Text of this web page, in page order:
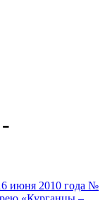
июня 2010 года №